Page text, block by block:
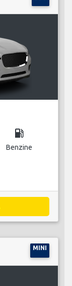
local_gas_station
Benzine
MINI